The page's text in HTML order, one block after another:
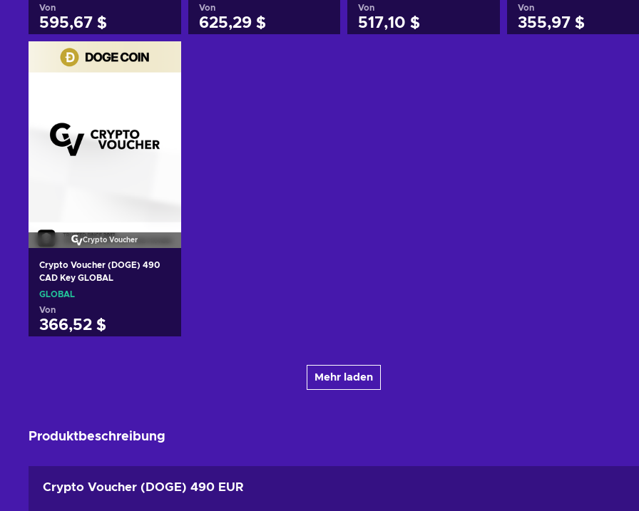
Von
595,67 $
Zum Warenkorb
hinzufügen
Von
625,29 $
Von
517,10 $
Von
355,97 $
Crypto Voucher
Crypto Voucher (DOGE) 490
CAD Key GLOBAL
GLOBAL
Von
366,52 $
Mehr laden
Produktbeschreibung
Crypto Voucher (DOGE) 490 EUR